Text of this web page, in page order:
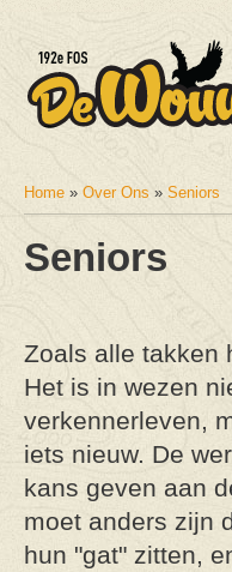
U bent hier
Home » Over Ons » Seniors
Seniors
Zoals alle takken
Het is in wezen
verkennerleven,
iets nieuw. De
kans geven aan
moet anders zijn
hun "gat" zitten,